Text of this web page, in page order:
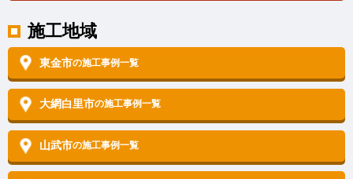
施工地域
東金市の施工事例一覧
大網白里市の施工事例一覧
山武市の施工事例一覧